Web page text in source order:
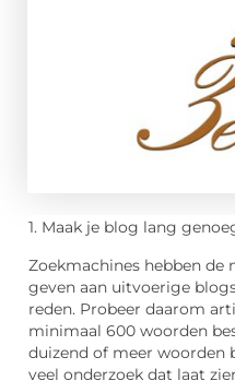
1. Maak je blog lang
Zoekmachines hebben
geven aan uitvoerige
reden. Probeer daarom
minimaal 600 woorden
duizend of meer woorden
veel onderzoek dat laat